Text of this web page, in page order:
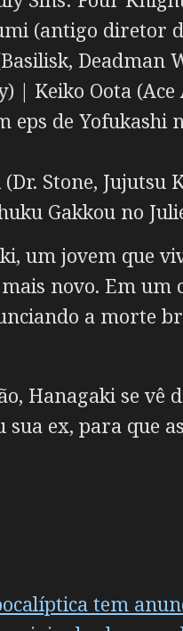
(antigo diretor
Deadman
| Keiko Oota
eps de Yofukashi
Stone, Jujutsu
Gakkou no
um jovem que
novo. Em um
a morte
Hanagaki se vê
ex, para que
tem